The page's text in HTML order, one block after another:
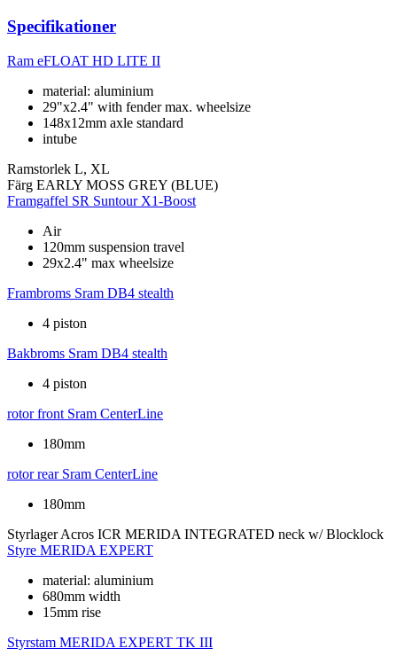
Specifikationer
Ram eFLOAT HD LITE II
material: aluminium
29"x2.4" with fender max. wheelsize
148x12mm axle standard
intube
Ramstorlek L, XL
Färg EARLY MOSS GREY (BLUE)
Framgaffel SR Suntour X1-Boost
Air
120mm suspension travel
29x2.4" max wheelsize
Frambroms Sram DB4 stealth
4 piston
Bakbroms Sram DB4 stealth
4 piston
rotor front Sram CenterLine
180mm
rotor rear Sram CenterLine
180mm
Styrlager Acros ICR MERIDA INTEGRATED neck w/ Blocklock
Styre MERIDA EXPERT
material: aluminium
680mm width
15mm rise
Styrstam MERIDA EXPERT TK III